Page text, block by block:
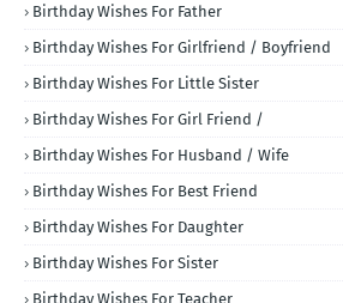
Birthday Wishes For Father
Birthday Wishes For Girlfriend / Boyfriend
Birthday Wishes For Little Sister
Birthday Wishes For Girl Friend /
Birthday Wishes For Husband / Wife
Birthday Wishes For Best Friend
Birthday Wishes For Daughter
Birthday Wishes For Sister
Birthday Wishes For Teacher